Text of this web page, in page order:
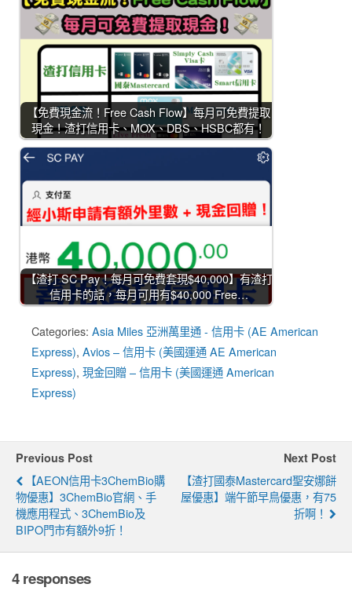
【免費現金流！Free Cash Flow】每月可免費提取
現金！渣打信用卡、MOX、DBS、HSBC都有！
【渣打 SC Pay！每月可免費套現$40,000】有渣打
信用卡的話，每月可用有$40,000 Free…
Categories: Asia Miles 亞洲萬里通 - 信用卡 (AE American
Express), Avios – 信用卡 (美國運通 AE American
Express), 現金回贈 – 信用卡 (美國運通 American
Express)
Previous Post
【AEON信用卡3ChemBio購
物優惠】3ChemBio官網、手
機應用程式、3ChemBio及
BIPO門市有額外9折！
Next Post
【渣打國泰Mastercard聖安娜餅
屋優惠】端午節早鳥優惠，有75
折啊！
4 responses